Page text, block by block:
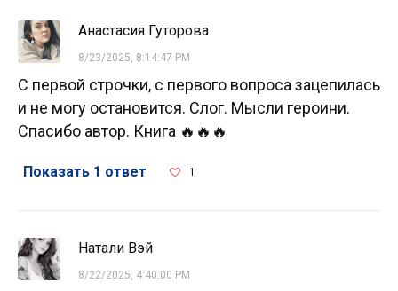
Анастасия Гуторова
8/23/2025, 8:14:47 PM
С первой строчки, с первого вопроса зацепилась
и не могу остановится. Слог. Мысли героини.
Спасибо автор. Книга 🔥🔥🔥
Показать 1 ответ 1
Натали Вэй
8/22/2025, 4:40:00 PM